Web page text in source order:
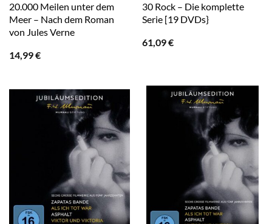
20.000 Meilen unter dem
Meer – Nach dem Roman
von Jules Verne
14,99€
30 Rock – Die komplette
Serie [19 DVDs}
61,09€